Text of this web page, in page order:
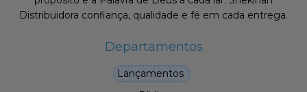
Distribuidora confiança, qualidade e fé em cada entrega.
Departamentos
Lançamentos